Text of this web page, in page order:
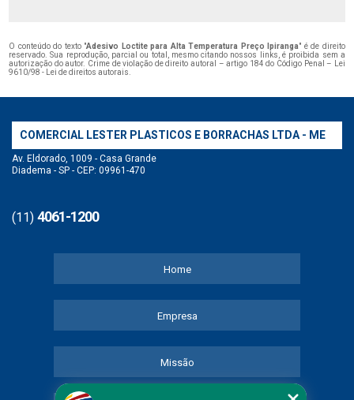
O conteúdo do texto "Adesivo Loctite para Alta Temperatura Preço Ipiranga" é de direito
reservado. Sua reprodução, parcial ou total, mesmo citando nossos links, é proibida sem a
autorização do autor. Crime de violação de direito autoral – artigo 184 do Código Penal –
Lei
9610/98 - Lei de direitos autorais
COMERCIAL LESTER PLASTICOS E BORRACHAS LTDA - ME
Av. Eldorado, 1009 - Casa Grande
Diadema - SP - CEP: 09961-470
(11) 4061-1200
Home
Empresa
Missão